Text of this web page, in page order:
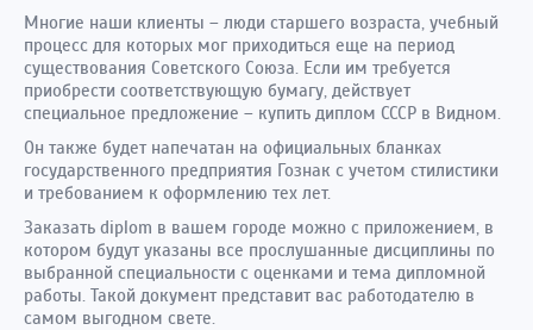
Многие наши клиенты – люди старшего возраста, учебный
процесс для которых мог приходиться еще на период
существования Советского Союза. Если им требуется
приобрести соответствующую бумагу, действует
специальное предложение – купить диплом СССР в Видном.
Он также будет напечатан на официальных бланках
государственного предприятия Гознак с учетом стилистики
и требованием к оформлению тех лет.
Заказать diplom в вашем городе можно с приложением, в
котором будут указаны все прослушанные дисциплины по
выбранной специальности с оценками и тема дипломной
работы. Такой документ представит вас работодателю в
самом выгодном свете.